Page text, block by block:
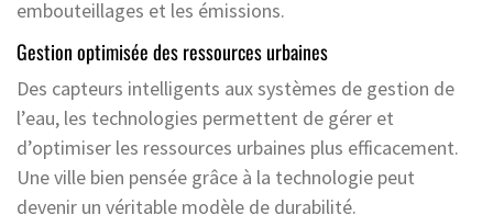
embouteillages et les émissions.
Gestion optimisée des ressources urbaines
Des capteurs intelligents aux systèmes de gestion de
l’eau, les technologies permettent de gérer et
d’optimiser les ressources urbaines plus efficacement.
Une ville bien pensée grâce à la technologie peut
devenir un véritable modèle de durabilité.